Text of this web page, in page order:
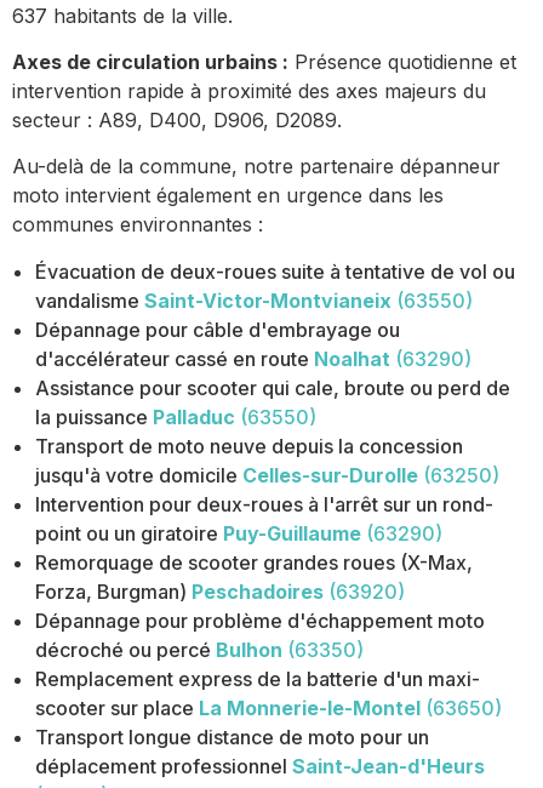
637 habitants de la ville.
Axes de circulation urbains : Présence quotidienne et
intervention rapide à proximité des axes majeurs du
secteur : A89, D400, D906, D2089.
Au-delà de la commune, notre partenaire dépanneur
moto intervient également en urgence dans les
communes environnantes :
Évacuation de deux-roues suite à tentative de vol ou
vandalisme Saint-Victor-Montvianeix (63550)
Dépannage pour câble d'embrayage ou
d'accélérateur cassé en route Noalhat (63290)
Assistance pour scooter qui cale, broute ou perd de
la puissance Palladuc (63550)
Transport de moto neuve depuis la concession
jusqu'à votre domicile Celles-sur-Durolle (63250)
Intervention pour deux-roues à l'arrêt sur un rond-
point ou un giratoire Puy-Guillaume (63290)
Remorquage de scooter grandes roues (X-Max,
Forza, Burgman) Peschadoires (63920)
Dépannage pour problème d'échappement moto
décroché ou percé Bulhon (63350)
Remplacement express de la batterie d'un maxi-
scooter sur place La Monnerie-le-Montel (63650)
Transport longue distance de moto pour un
déplacement professionnel Saint-Jean-d'Heurs